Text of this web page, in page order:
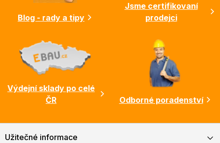
Blog - rady a tipy
Jsme certifikovaní
prodejci
Výdejní sklady po celé
ČR
Odborné poradenství
Užitečné informace